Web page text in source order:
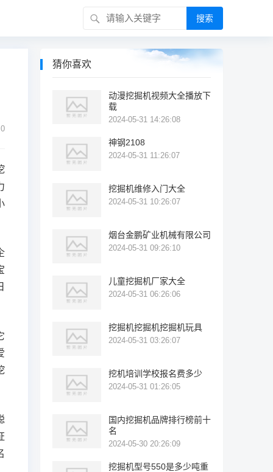
搜索
猜你喜欢
动漫挖掘机视频大全播放下
载
2024-05-31 14:26:08
神钢2108
2024-05-31 11:26:07
挖掘机维修入门大全
2024-05-31 10:26:07
烟台金鹏矿业机械有限公司
2024-05-31 09:26:10
儿童挖掘机厂家大全
2024-05-31 06:26:06
挖掘机挖掘机挖掘机玩具
2024-05-31 03:26:07
挖机培训学校报名费多少
2024-05-31 01:26:05
国内挖掘机品牌排行榜前十
名
2024-05-30 20:26:09
挖掘机型号550是多少吨重